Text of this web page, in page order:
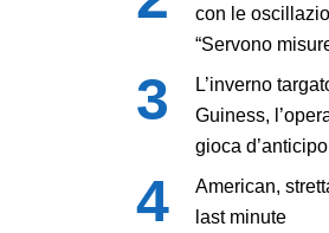
con le
“Servono
L’inverno
Guiness,
gioca d’anticipo
American,
last minute